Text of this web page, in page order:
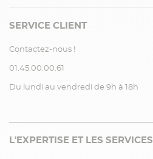
SERVICE CLIENT
Contactez-nous !
01.45.00.00.61
Du lundi au vendredi de 9h à 18h
L'EXPERTISE ET LES SERVICES